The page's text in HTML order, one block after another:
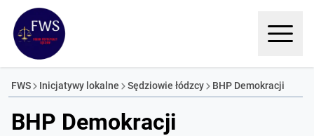
FWS Inicjatywy lokalne Sędziowie łódzcy BHP Demokracji
BHP Demokracji